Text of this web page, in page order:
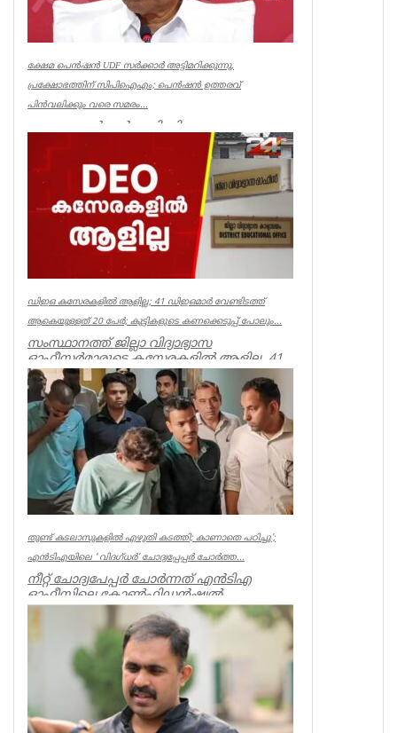
ക്ഷേമ പെൻഷൻ UDF സർക്കാർ അട്ടിമറിക്കുന്നു,
പ്രക്ഷോഭത്തിന് സിപിഐഎം; പെൻഷൻ ഉത്തരവ്
പിൻവലിക്കും വരെ സമരം...
ക്ഷേമ പെൻഷൻ അട്ടിമറിക്കാനുള്ള ബോധ
പൂർവമായ ശ്രമമാണ് യു ഡി എഫ് സർക്കാർ
നടത്തുന്നതെന്ന് സിപിഐഎം സംസ്ഥാ...
Kerala
ഡിഇഒ കസേരകളില്‍ ആളില്ല; 41 ഡിഇഒമാര്‍ വേണ്ടിടത്ത്
ആകെയുള്ളത് 20 പേര്‍; കുട്ടികളുടെ കണക്കെടുപ്പ് പോലും...
സംസ്ഥാനത്ത് ജില്ലാ വിദ്യാഭ്യാസ
ഓഫീസര്‍മാരുടെ കസേരകളില്‍ ആളില്ല. 41
ഡിഇഒമാരില്‍ നിലവില്‍ ഉള്ളത് 20 പ...
Kerala
തുണ്ട് കടലാസുകളില്‍ എഴുതി കടത്തി; കാണാതെ പഠിച്ചു’;
എന്‍ടിഎയിലെ ‘ വിദഗ്ധര്‍’ ചോദ്യപ്പേപ്പര്‍ ചോര്‍ത്ത...
നീറ്റ് ചോദ്യപേപ്പര്‍ ചോര്‍ന്നത് എന്‍ടിഎ
ഓഫീസിലെ കോണ്‍ഫിഡന്‍ഷ്യല്‍
സെക്ഷനില്‍ നിന്ന് എന്ന് സിബിഐ. എന...
Kerala